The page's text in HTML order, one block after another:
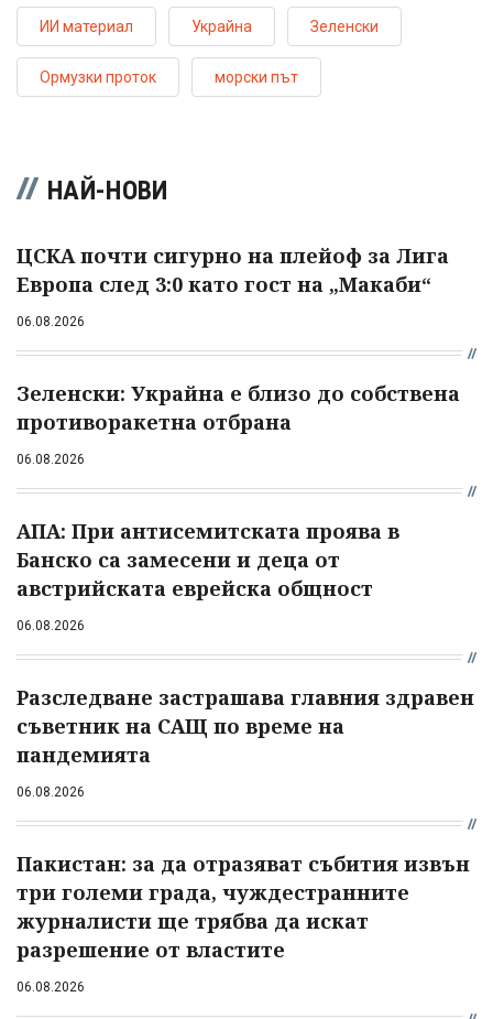
ИИ материал Украйна Зеленски
Ормузки проток морски път
НАЙ-НОВИ
ЦСКА почти сигурно на плейоф за Лига
Европа след 3:0 като гост на „Макаби“
06.08.2026
Зеленски: Украйна е близо до собствена
противоракетна отбрана
06.08.2026
АПА: При антисемитската проява в
Банско са замесени и деца от
австрийската еврейска общност
06.08.2026
Разследване застрашава главния здравен
съветник на САЩ по време на
пандемията
06.08.2026
Пакистан: за да отразяват събития извън
три големи града, чуждестранните
журналисти ще трябва да искат
разрешение от властите
06.08.2026